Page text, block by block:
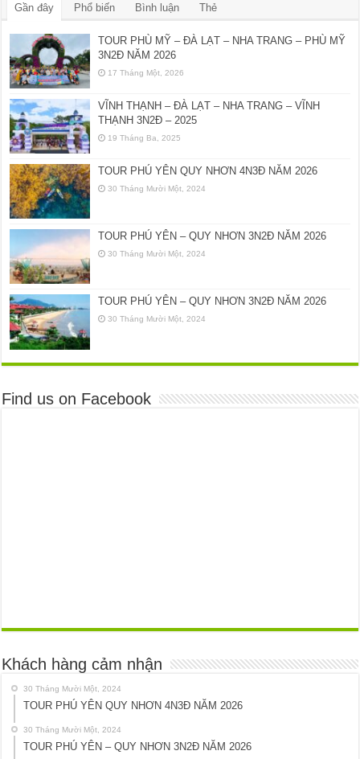
Gần đây Phổ biến Bình luận Thẻ
TOUR PHÙ MỸ – ĐÀ LẠT – NHA TRANG – PHÙ MỸ
3N2Đ NĂM 2026
17 Tháng Một, 2026
VĨNH THẠNH – ĐÀ LẠT – NHA TRANG – VĨNH
THẠNH 3N2Đ – 2025
19 Tháng Ba, 2025
TOUR PHÚ YÊN QUY NHƠN 4N3Đ NĂM 2026
30 Tháng Mười Một, 2024
TOUR PHÚ YÊN – QUY NHƠN 3N2Đ NĂM 2026
30 Tháng Mười Một, 2024
TOUR PHÚ YÊN – QUY NHƠN 3N2Đ NĂM 2026
30 Tháng Mười Một, 2024
Find us on Facebook
Khách hàng cảm nhận
30 Tháng Mười Một, 2024
TOUR PHÚ YÊN QUY NHƠN 4N3Đ NĂM 2026
30 Tháng Mười Một, 2024
TOUR PHÚ YÊN – QUY NHƠN 3N2Đ NĂM 2026